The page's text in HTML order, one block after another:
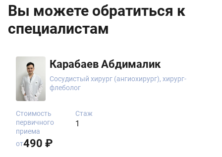
Вы можете обратиться к
специалистам
Карабаев Абдималик
Сосудистый хирург (ангиохирург), хирург-
флеболог
Стаж
1
Стоимость
первичного
приема
от490 ₽